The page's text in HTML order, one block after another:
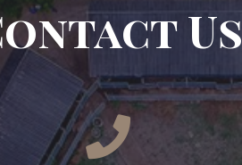
Us